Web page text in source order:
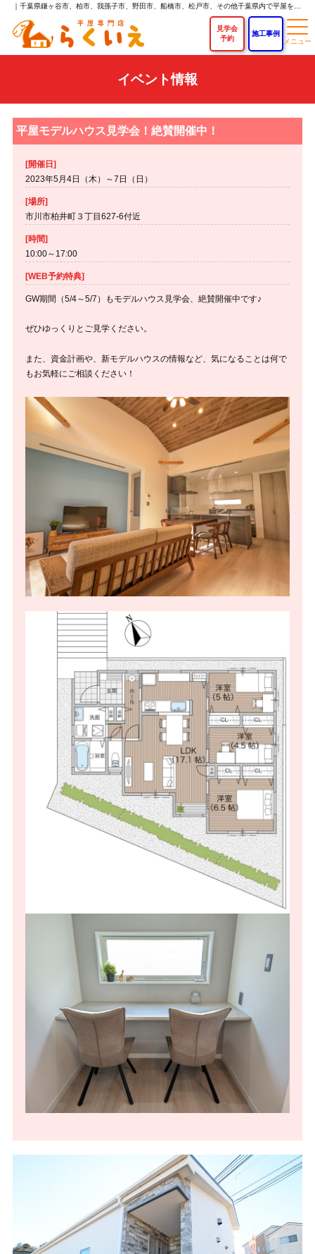
見学会
予約
施工事例
イベント情報
平屋モデルハウス見学会！絶賛開催中！
[開催日]
2023年5月4日（木）～7日（日）
[場所]
市川市柏井町３丁目627-6付近
[時間]
10:00～17:00
[WEB予約特典]
GW期間（5/4～5/7）もモデルハウス見学会、絶賛開催中です♪
ぜひゆっくりとご見学ください。
また、資金計画や、新モデルハウスの情報など、気になることは何で
もお気軽にご相談ください！